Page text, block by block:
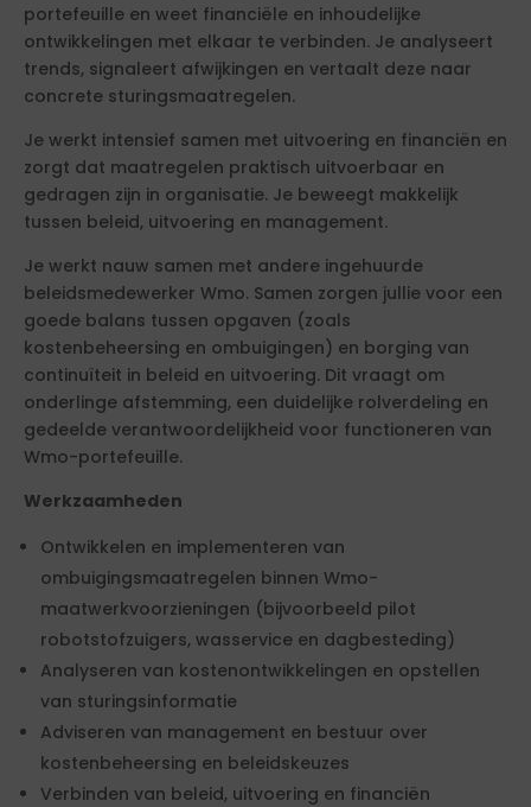
portefeuille en weet financiële en inhoudelijke
ontwikkelingen met elkaar te verbinden. Je analyseert
trends, signaleert afwijkingen en vertaalt deze naar
concrete sturingsmaatregelen.
Je werkt intensief samen met uitvoering en financiën en
zorgt dat maatregelen praktisch uitvoerbaar en
gedragen zijn in organisatie. Je beweegt makkelijk
tussen beleid, uitvoering en management.
Je werkt nauw samen met andere ingehuurde
beleidsmedewerker Wmo. Samen zorgen jullie voor een
goede balans tussen opgaven (zoals
kostenbeheersing en ombuigingen) en borging van
continuïteit in beleid en uitvoering. Dit vraagt om
onderlinge afstemming, een duidelijke rolverdeling en
gedeelde verantwoordelijkheid voor functioneren van
Wmo-portefeuille.
Werkzaamheden
Ontwikkelen en implementeren van
ombuigingsmaatregelen binnen Wmo-
maatwerkvoorzieningen (bijvoorbeeld pilot
robotstofzuigers, wasservice en dagbesteding)
Analyseren van kostenontwikkelingen en opstellen
van sturingsinformatie
Adviseren van management en bestuur over
kostenbeheersing en beleidskeuzes
Verbinden van beleid, uitvoering en financiën